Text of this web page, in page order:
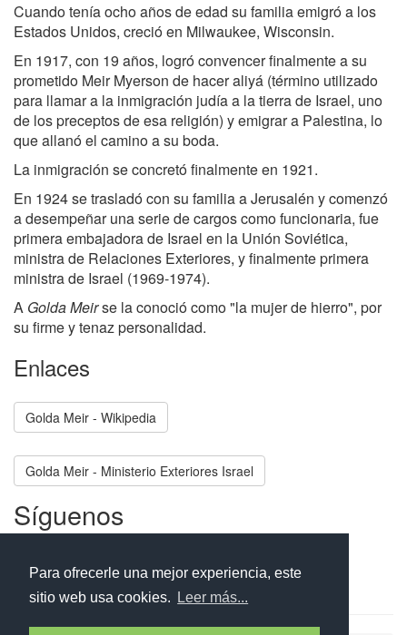
Para ofrecerle una mejor experiencia, este
sitio web usa cookies.
Leer más...
Cuando tenía ocho años de edad su familia emigró a los
Estados Unidos, creció en Milwaukee, Wisconsin.
En 1917, con 19 años, logró convencer finalmente a su
prometido Meir Myerson de hacer aliyá (término utilizado
para llamar a la inmigración judía a la tierra de Israel, uno
de los preceptos de esa religión) y emigrar a Palestina, lo
que allanó el camino a su boda.
La inmigración se concretó finalmente en 1921.
En 1924 se trasladó con su familia a Jerusalén y comenzó
a desempeñar una serie de cargos como funcionaria, fue
primera embajadora de Israel en la Unión Soviética,
ministra de Relaciones Exteriores, y finalmente primera
ministra de Israel (1969-1974).
A Golda Meirse la conoció como "la mujer de hierro", por
su firme y tenaz personalidad.
Enlaces
Golda Meir - Wikipedia
Golda Meir - Ministerio Exteriores Israel
Síguenos